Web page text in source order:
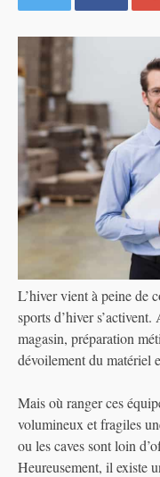
L’hiver vient à peine de
sports d’hiver
magasin, préparation
dévoilement du matériel
Mais où ranger ces
volumineux et fragiles
ou les caves sont loin
Heureusement, il existe